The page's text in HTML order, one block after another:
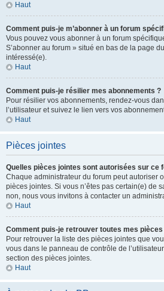
Haut
Comment puis-je m’abonner à un forum
Vous pouvez vous abonner à un forum
S’abonner au forum » situé en bas de la page
intéressé(e).
Haut
Comment puis-je résilier mes abonnements ?
Pour résilier vos abonnements, rendez-vous
l’utilisateur et suivez le lien vers vos
Haut
Pièces jointes
Quelles pièces jointes sont autorisées sur ce
Chaque administrateur du forum peut autoriser
pièces jointes. Si vous n’êtes pas certain(e) de
non, nous vous invitons à contacter un
Haut
Comment puis-je retrouver toutes mes
Pour retrouver la liste des pièces jointes que
vous dans le panneau de contrôle de
section des pièces jointes.
Haut